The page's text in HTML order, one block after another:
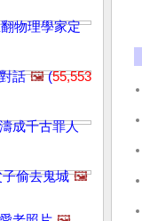
物理學家定
話 🖼️(55,553
成千古罪人
偷去鬼城 🖼️